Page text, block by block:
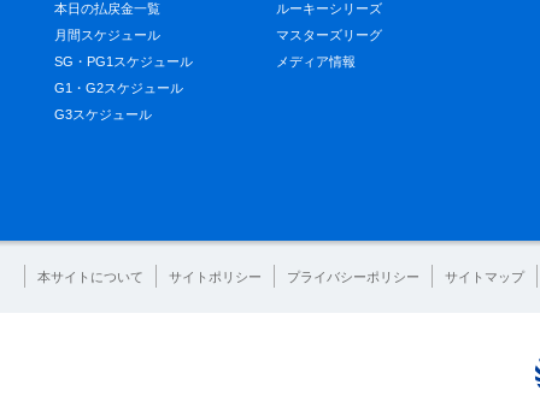
本日の払戻金一覧
月間スケジュール
SG・PG1スケジュール
G1・G2スケジュール
G3スケジュール
ルーキーシリーズ
マスターズリーグ
メディア情報
本サイトについて サイトポリシー プライバシーポリシー サイトマップ